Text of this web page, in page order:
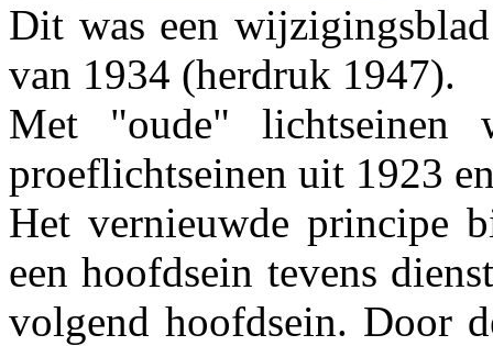
Dit was een
van 1934 (herdruk 1947).
Met "oude" lichtseinen
proeflichtseinen uit 1923
Het vernieuwde principe
een hoofdsein tevens
volgend hoofdsein. Door